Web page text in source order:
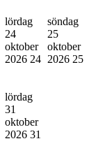
lördag
24
oktober
2026 24
söndag
25
oktober
2026 25
lördag
31
oktober
2026 31